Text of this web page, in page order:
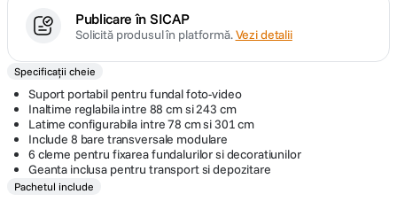
Publicare în SICAP
Solicită produsul în platformă.Vezi detalii
Specificații cheie
Suport portabil pentru fundal foto-video
Inaltime reglabila intre 88 cm si 243 cm
Latime configurabila intre 78 cm si 301 cm
Include 8 bare transversale modulare
6 cleme pentru fixarea fundalurilor si decoratiunilor
Geanta inclusa pentru transport si depozitare
Pachetul include